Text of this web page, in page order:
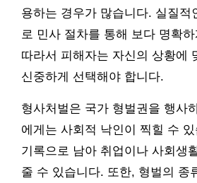
용하는 경우가 많습니다. 실질적
로 민사 절차를 통해 보다 명확
따라서 피해자는 자신의 상황에
신중하게 선택해야 합니다.
형사처벌은 국가 형벌권을 행사
에게는 사회적 낙인이 찍힐 수
기록으로 남아 취업이나 사회생
줄 수 있습니다. 또한, 형벌의 종